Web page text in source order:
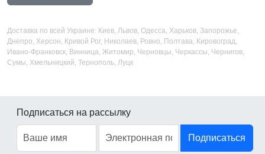
Доставка по всей Украине: Киев, Львов, Одесса, Харьков, Запорожье,
Днепро, Херсон, Кривой Рог, Николаев, Ровно, Полтава, Кировоград,
Ивано-Франковск, Винница, Житомир, Черновцы, Черкассы, Чернигов,
Сумы, Хмельницкий, Тернополь, Луцк
Подписаться на рассылку
Подписаться